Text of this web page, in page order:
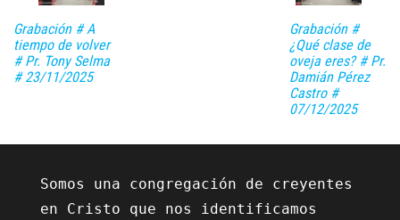
Grabación # A
tiempo de volver
# Pr. Tony Selma
# 23/11/2025
Grabación #
¿Qué clase de
oveja eres? # Pr.
Damián Pérez
Castro #
07/12/2025
Somos una congregación de creyentes
en Cristo que nos identificamos